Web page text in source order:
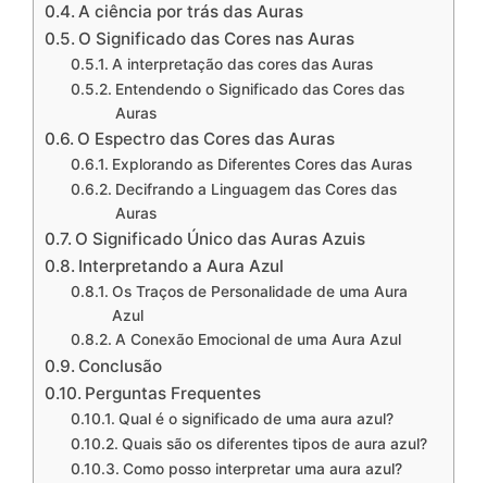
A ciência por trás das Auras
O Significado das Cores nas Auras
A interpretação das cores das Auras
Entendendo o Significado das Cores das
Auras
O Espectro das Cores das Auras
Explorando as Diferentes Cores das Auras
Decifrando a Linguagem das Cores das
Auras
O Significado Único das Auras Azuis
Interpretando a Aura Azul
Os Traços de Personalidade de uma Aura
Azul
A Conexão Emocional de uma Aura Azul
Conclusão
Perguntas Frequentes
Qual é o significado de uma aura azul?
Quais são os diferentes tipos de aura azul?
Como posso interpretar uma aura azul?